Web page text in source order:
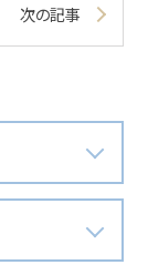
次の記事